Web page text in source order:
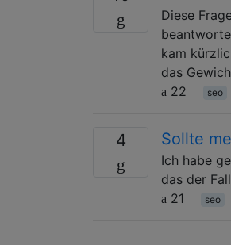
Diese
kam
das
22
seo
4 Sollte
Ich habe
das der
21
seo